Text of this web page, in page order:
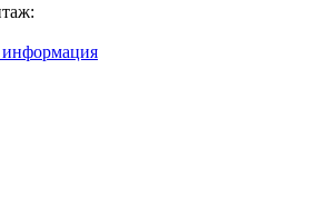
информация